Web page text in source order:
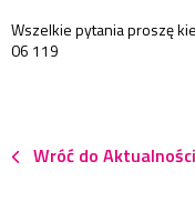
Wszelkie pytania proszę
06 119
Wróć do Aktualności